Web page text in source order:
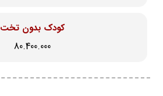
کودک بدون تخت
80.400.000